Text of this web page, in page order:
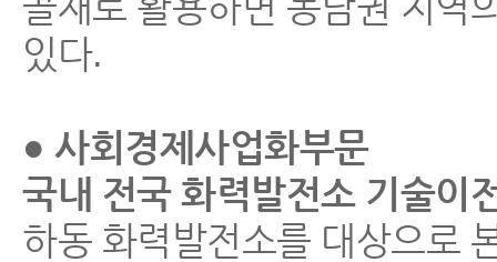
있다.
● 사회경제사업화부문
국내 전국 화력발전소 기술이
하동 화력발전소를 대상으로